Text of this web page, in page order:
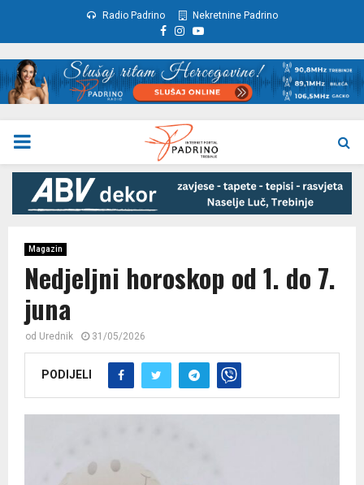
Radio Padrino Nekretnine Padrino
Facebook
Instagram
Youtube
PRIMARY
MENU
Magazin
Nedjeljni horoskop od 1. do 7.
juna
od Urednik 31/05/2026
PODIJELI